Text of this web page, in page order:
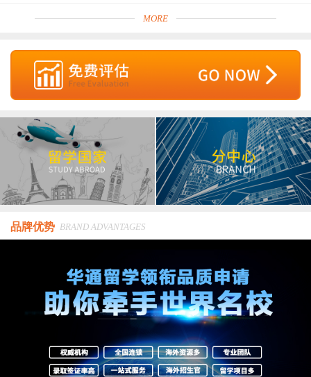
MORE
品牌优势 BRAND ADVANTAGES